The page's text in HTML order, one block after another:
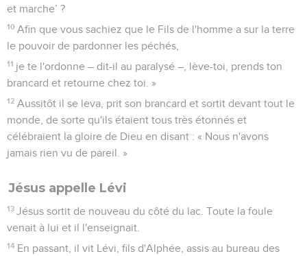
et marche’ ?
10 Afin que vous sachiez que le Fils de l'homme a sur la terre
le pouvoir de pardonner les péchés,
11 je te l'ordonne – dit-il au paralysé –, lève-toi, prends ton
brancard et retourne chez toi. »
12 Aussitôt il se leva, prit son brancard et sortit devant tout le
monde, de sorte qu'ils étaient tous très étonnés et
célébraient la gloire de Dieu en disant : « Nous n'avons
jamais rien vu de pareil. »
Jésus appelle Lévi
13 Jésus sortit de nouveau du côté du lac. Toute la foule
venait à lui et il l'enseignait.
14 En passant, il vit Lévi, fils d'Alphée, assis au bureau des